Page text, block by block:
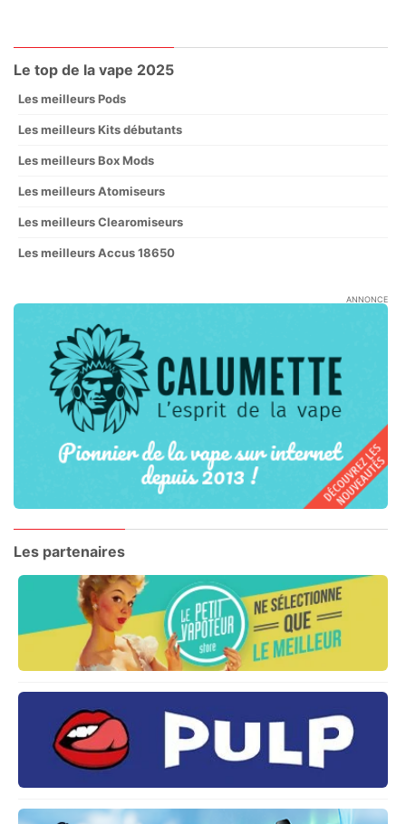
Le top de la vape 2025
Les meilleurs Pods
Les meilleurs Kits débutants
Les meilleurs Box Mods
Les meilleurs Atomiseurs
Les meilleurs Clearomiseurs
Les meilleurs Accus 18650
ANNONCE
Les partenaires